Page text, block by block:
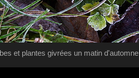
et plantes givrées un matin d'automne